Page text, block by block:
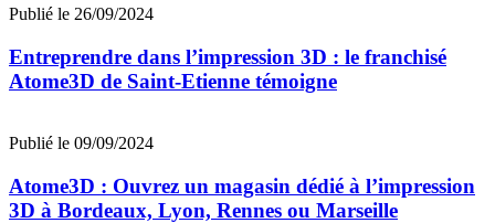
Publié le 26/09/2024
Entreprendre dans l’impression 3D : le franchisé
Atome3D de Saint-Etienne témoigne
Publié le 09/09/2024
Atome3D : Ouvrez un magasin dédié à l’impression
3D à Bordeaux, Lyon, Rennes ou Marseille